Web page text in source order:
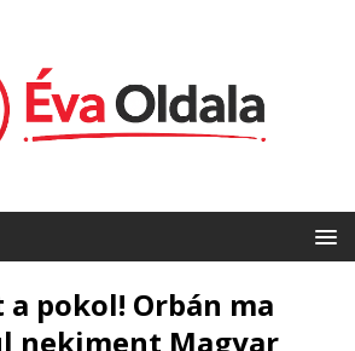
a pokol! Orbán ma
nekiment Magyar